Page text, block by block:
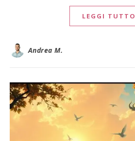
LEGGI TUTTO
Andrea M.